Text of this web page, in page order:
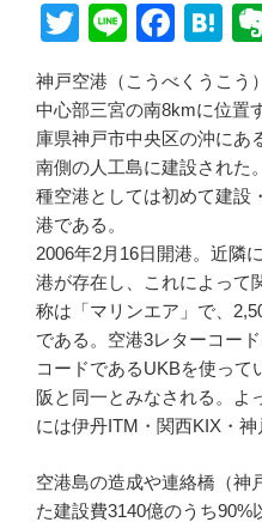
T
wi
tt
er
Li
e
F
c
e
b
o
o
k
H
at
e
n
a
神戸空港（こうべくうこう
中心部三宮の南8kmに位置
庫県神戸市中央区の沖にあ
南側の人工島に建設された
種空港としては初めて建設
港である。
2006年2月16日開港。近隣
港が存在し、これによって
称は「マリンエア」で、
である。空港3レターコー
コードであるUKBを使って
阪と同一とみなされる。よ
には伊丹ITM・関西KIX・神
空港島の造成や連絡橋（神
た建設費3140億のうち